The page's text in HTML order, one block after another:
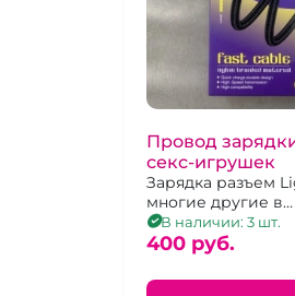
Провод
секс-игрушек
Зарядка разъем
многие другие в
ассортименте
В наличии: 3 шт.
400 pуб.